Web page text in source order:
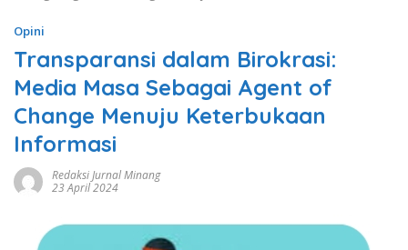
Opini
Transparansi dalam Birokrasi:
Media Masa Sebagai Agent of
Change Menuju Keterbukaan
Informasi
Redaksi Jurnal Minang
23 April 2024